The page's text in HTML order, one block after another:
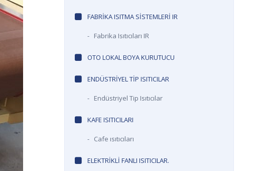
FABRIKA ISITMA SISTEMLERI IR
- Fabrika Isıtıcıları IR
OTO LOKAL BOYA KURUTUCU
ENDÜSTRIYEL TIP ISITICILAR
- Endüstriyel Tip Isıtıcılar
KAFE ISITICILARI
- Cafe ısıtıcıları
ELEKTRİKLİ FANLI ISITICILAR.